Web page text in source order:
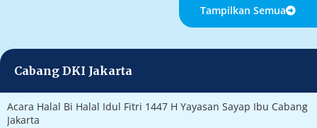
Tampilkan Semua
Cabang DKI Jakarta
Acara Halal Bi Halal Idul Fitri 1447 H Yayasan Sayap Ibu Cabang
Jakarta